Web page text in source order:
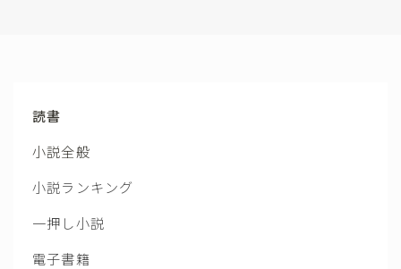
読書
小説全般
小説ランキング
一押し小説
電子書籍